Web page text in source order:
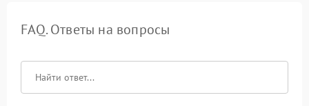
FAQ. Ответы на вопросы